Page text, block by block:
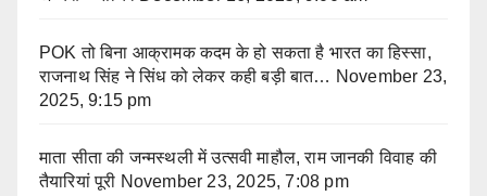
POK तो बिना आक्रामक कदम के हो सकता है भारत का हिस्सा,
राजनाथ सिंह ने सिंध को लेकर कही बड़ी बात… November 23,
2025, 9:15 pm
माता सीता की जन्मस्थली में उत्सवी माहौल, राम जानकी विवाह की
तैयारियां पूरी November 23, 2025, 7:08 pm